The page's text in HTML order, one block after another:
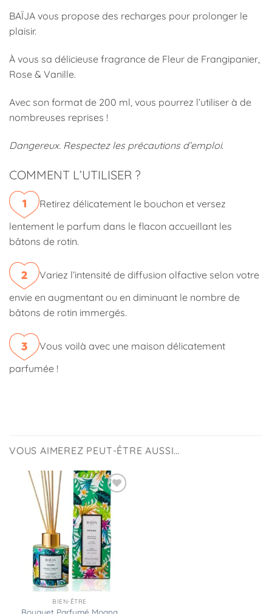
BAÏJA vous propose des recharges pour prolonger le
plaisir.
À vous sa délicieuse fragrance de Fleur de Frangipanier,
Rose & Vanille.
Avec son format de 200 ml, vous pourrez l’utiliser à de
nombreuses reprises !
Dangereux. Respectez les précautions d’emploi.
COMMENT L’UTILISER ?
Retirez délicatement le bouchon et versez
lentement le parfum dans le flacon accueillant les
bâtons de rotin.
Variez l’intensité de diffusion olfactive selon votre
envie en augmentant ou en diminuant le nombre de
bâtons de rotin immergés.
Vous voilà avec une maison délicatement
parfumée !
VOUS AIMEREZ PEUT-ÊTRE AUSSI…
Ajouter
à la
liste
d’envies
BIEN-ÊTRE